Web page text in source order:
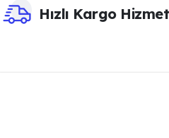
Hızlı Kargo